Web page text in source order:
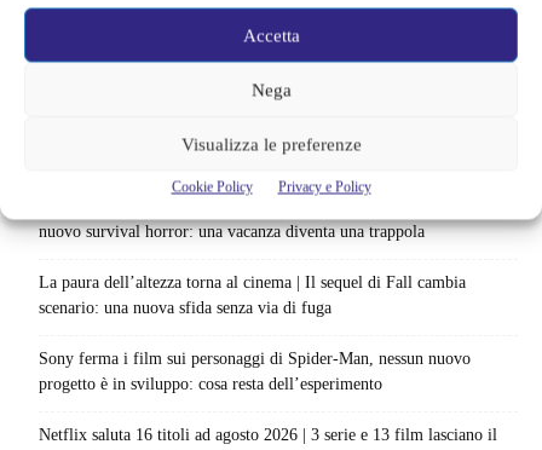
Accetta
Nega
Visualizza le preferenze
Cookie Policy Privacy e Policy
nuovo survival horror: una vacanza diventa una trappola
La paura dell’altezza torna al cinema | Il sequel di Fall cambia
scenario: una nuova sfida senza via di fuga
Sony ferma i film sui personaggi di Spider-Man, nessun nuovo
progetto è in sviluppo: cosa resta dell’esperimento
Netflix saluta 16 titoli ad agosto 2026 | 3 serie e 13 film lasciano il